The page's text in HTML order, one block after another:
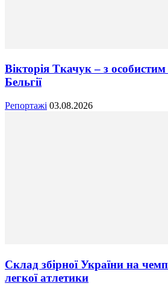
Вікторія Ткачук – з
Бельгії
Репортажі 03.08.2026
Склад збірної України на
легкої атлетики